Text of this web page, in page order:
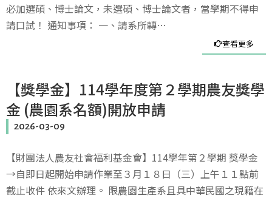
必加選碩、博士論文，未選碩、博士論文者，當學期不得申
請口試！ 通知事項： 一、請系所轉…
查看更多
【獎學金】114學年度第２學期農友獎學
金 (農園系名額)開放申請
2026-03-09
【財團法人農友社會福利基金會】114學年第２學期 獎學金
→自即日起開始申請作業至３月１８日（三）上午１１點前
截止收件 依來文辦理。 限農園生產系且具中華民國之現籍在